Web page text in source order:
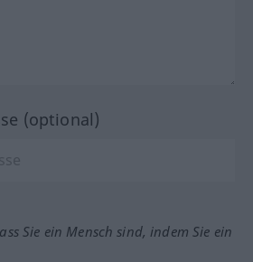
(optional)
Sie ein Mensch sind, indem Sie ein